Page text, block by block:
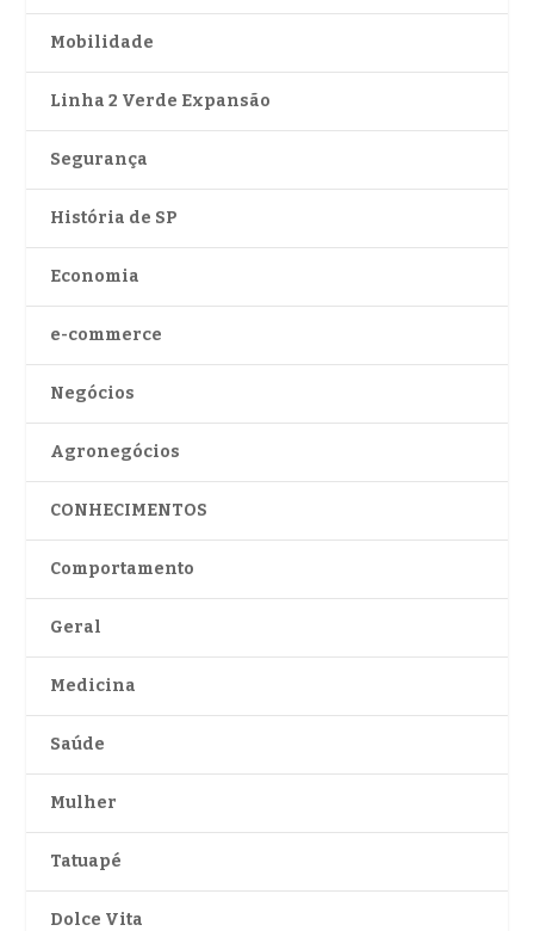
Mobilidade
Linha 2 Verde Expansão
Segurança
História de SP
Economia
e-commerce
Negócios
Agronegócios
CONHECIMENTOS
Comportamento
Geral
Medicina
Saúde
Mulher
Tatuapé
Dolce Vita